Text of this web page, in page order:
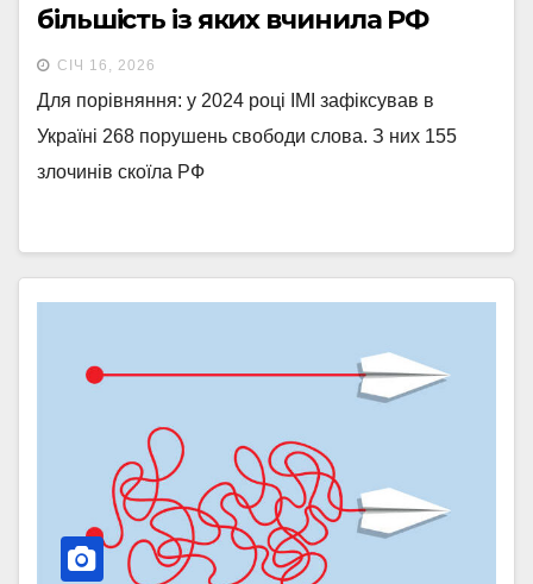
більшість із яких вчинила РФ
СІЧ 16, 2026
Для порівняння: у 2024 році ІМІ зафіксував в
Україні 268 порушень свободи слова. З них 155
злочинів скоїла РФ